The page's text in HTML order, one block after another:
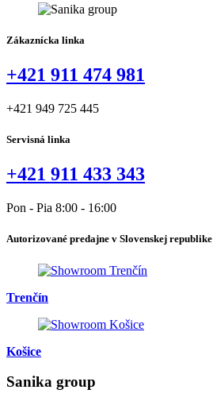
Zákaznícka linka
+421 911 474 981
+421 949 725 445
Servisná linka
+421 911 433 343
Pon - Pia 8:00 - 16:00
Autorizované predajne v Slovenskej republike
Trenčín
Košice
Sanika group